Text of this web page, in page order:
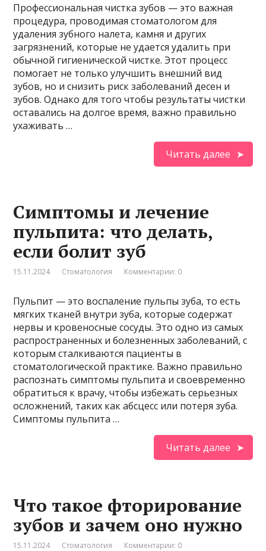
Профессиональная чистка зубов — это важная
процедура, проводимая стоматологом для
удаления зубного налета, камня и других
загрязнений, которые не удается удалить при
обычной гигиенической чистке. Этот процесс
помогает не только улучшить внешний вид
зубов, но и снизить риск заболеваний десен и
зубов. Однако для того чтобы результаты чистки
оставались на долгое время, важно правильно
ухаживать …
Читать далее
Симптомы и лечение
пульпита: что делать,
если болит зуб
15.11.2024 Стоматология Комментарии: 0
Пульпит — это воспаление пульпы зуба, то есть
мягких тканей внутри зуба, которые содержат
нервы и кровеносные сосуды. Это одно из самых
распространенных и болезненных заболеваний, с
которым сталкиваются пациенты в
стоматологической практике. Важно правильно
распознать симптомы пульпита и своевременно
обратиться к врачу, чтобы избежать серьезных
осложнений, таких как абсцесс или потеря зуба.
Симптомы пульпита …
Читать далее
Что такое фторирование
зубов и зачем оно нужно
15.11.2024 Стоматология Комментарии: 0